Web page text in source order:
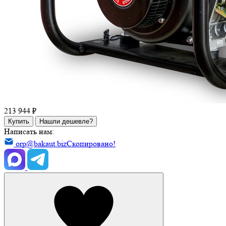
213 944 ₽
Купить Нашли дешевле?
Написать нам:
orp@bakaut.bizСкопировано!